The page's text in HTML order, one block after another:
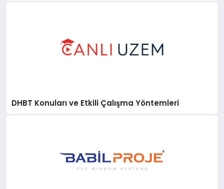
DHBT Konuları ve Etkili Çalışma Yöntemleri